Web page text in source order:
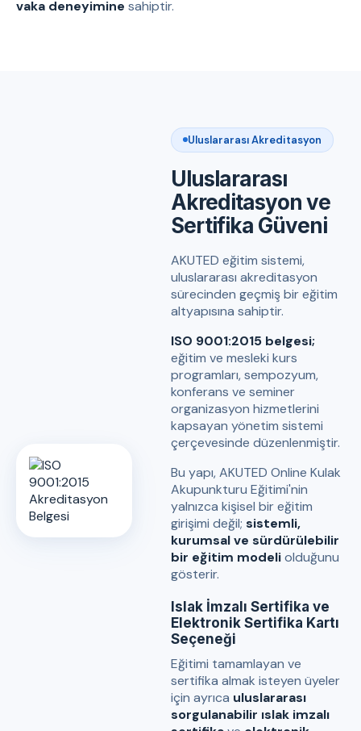
vaka deneyimine sahiptir.
Uluslararası Akreditasyon
Uluslararası
Akreditasyon ve
Sertifika Güveni
AKUTED eğitim sistemi,
uluslararası akreditasyon
sürecinden geçmiş bir eğitim
altyapısına sahiptir.
ISO 9001:2015 belgesi;
eğitim ve mesleki kurs
programları, sempozyum,
konferans ve seminer
organizasyon hizmetlerini
kapsayan yönetim sistemi
çerçevesinde düzenlenmiştir.
Bu yapı, AKUTED Online Kulak
Akupunkturu Eğitimi'nin
yalnızca kişisel bir eğitim
girişimi değil; sistemli,
kurumsal ve sürdürülebilir
bir eğitim modeliolduğunu
gösterir.
Islak İmzalı Sertifika ve
Elektronik Sertifika Kartı
Seçeneği
Eğitimi tamamlayan ve
sertifika almak isteyen üyeler
için ayrıca uluslararası
sorgulanabilir ıslak imzalı